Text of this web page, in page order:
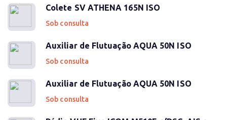
Colete SV ATHENA 165N ISO
Sob consulta
Auxiliar de Flutuação AQUA 50N ISO
Sob consulta
Auxiliar de Flutuação AQUA 50N ISO
Sob consulta